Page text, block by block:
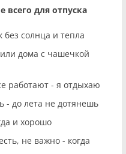
всего для отпуска
без солнца и тепла
дома с чашечкой
работают - я отдыхаю
- до лета не дотянешь
и хорошо
не важно - когда